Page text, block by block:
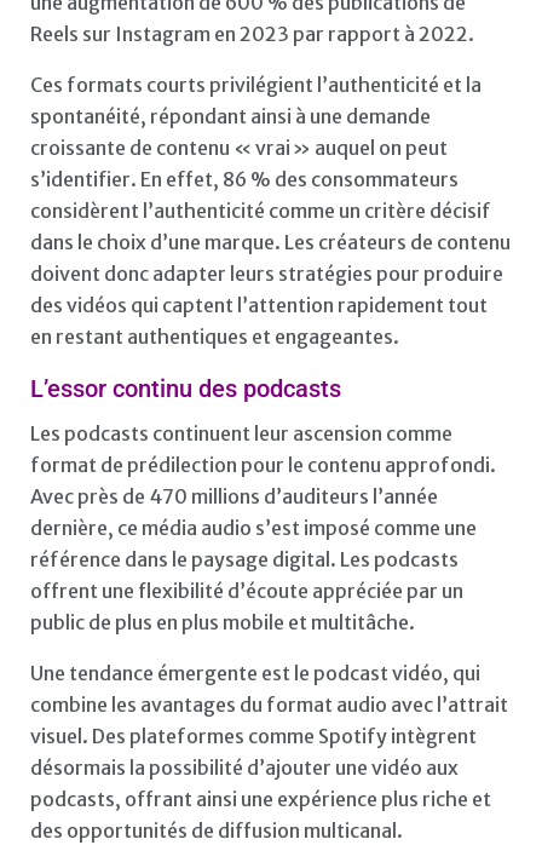
Reels sur Instagram en 2023 par rapport à 2022.
Ces formats courts privilégient l’authenticité et la
spontanéité, répondant ainsi à une demande
croissante de contenu « vrai » auquel on peut
s’identifier. En effet, 86 % des consommateurs
considèrent l’authenticité comme un critère décisif
dans le choix d’une marque. Les créateurs de contenu
doivent donc adapter leurs stratégies pour produire
des vidéos qui captent l’attention rapidement tout
en restant authentiques et engageantes.
L’essor continu des podcasts
Les podcasts continuent leur ascension comme
format de prédilection pour le contenu approfondi.
Avec près de 470 millions d’auditeurs l’année
dernière, ce média audio s’est imposé comme une
référence dans le paysage digital. Les podcasts
offrent une flexibilité d’écoute appréciée par un
public de plus en plus mobile et multitâche.
Une tendance émergente est le podcast vidéo, qui
combine les avantages du format audio avec l’attrait
visuel. Des plateformes comme Spotify intègrent
désormais la possibilité d’ajouter une vidéo aux
podcasts, offrant ainsi une expérience plus riche et
des opportunités de diffusion multicanal.